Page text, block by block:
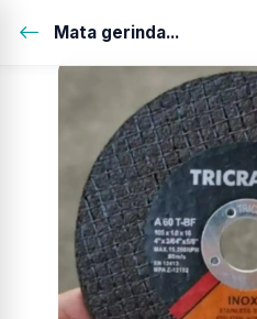
Mata gerinda...